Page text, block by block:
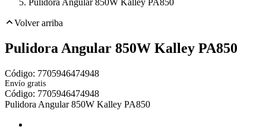
Pulidora Angular 850W Kalley PA850
Volver arriba
Pulidora Angular 850W Kalley PA850
Código: 7705946474948
Envío gratis Toca dos veces para ampliar
Código: 7705946474948
Pulidora Angular 850W Kalley PA850